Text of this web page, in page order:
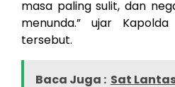
masa paling sulit, dan
menunda.” ujar
tersebut.
Baca Juga : Sat